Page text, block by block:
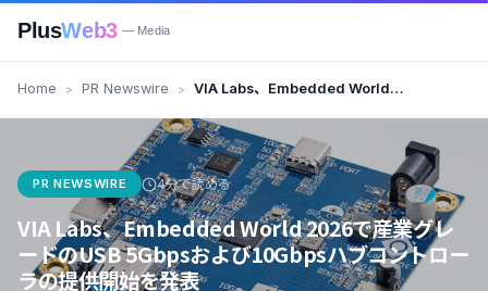
PlusWeb3 — Media
Home PR Newswire
VIA Labs、Embedded World
5Gbpsおよび10Gbpsハブコント
ローラの提供開始を発表
PR NEWSWIRE 4分で読める
VIA Labs、Embedded World 2026で産業グレ
ードのUSB 5Gbpsおよび10Gbpsハブコントロー
ラの提供開始を発表